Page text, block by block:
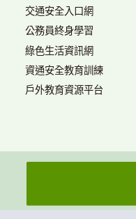
交通安全入口網
公務員終身學習
綠色生活資訊網
資通安全教育訓練
戶外教育資源平台